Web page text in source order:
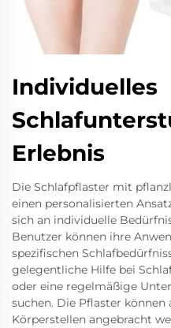
Individuelles
Erlebnis
Die Schlafpflaster mit
einen personalisierten
sich an individuelle
Benutzer können ihre
spezifischen
gelegentliche Hilfe bei
oder eine regelmäßige
suchen. Die Pflaster können
Körperstellen angebracht